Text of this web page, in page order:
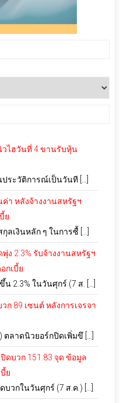
ไฮวันที่ 4 ขานรับหุ้น
ระวัติการณ์เป็นวันที […]
า หลังจ้างงานสหรัฐฯ
ย
เงินหลัก ๆ ในการซื้ […]
ง 2.3% รับจ้างงานสหรัฐฯ
กเบี้ย
2.3% ในวันศุกร์ (7 ส. […]
89 เซนต์ หลังการเจรจา
ลาดนิวยอร์กปิดเพิ่มขึ […]
ดบวก 151.83 จุด ข้อมูล
ย
กในวันศุกร์ (7 ส.ค.) […]